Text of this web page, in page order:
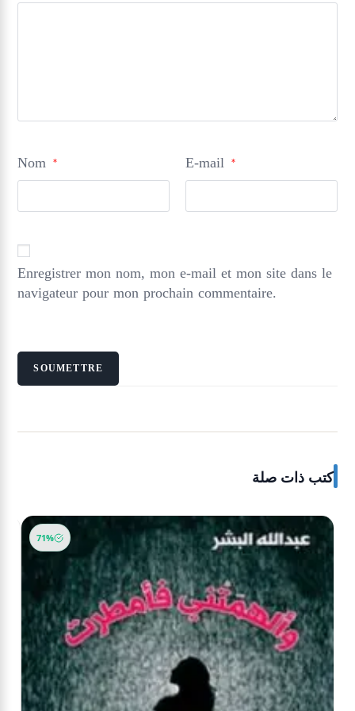
Nom * E-mail *
Enregistrer mon nom, mon e-mail et mon site dans le
navigateur pour mon prochain commentaire.
كتب ذات صلة
71%